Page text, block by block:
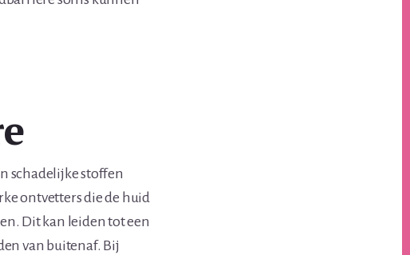
schadelijke stoffen
ontvetters die de huid
Dit kan leiden tot een
van buitenaf. Bij